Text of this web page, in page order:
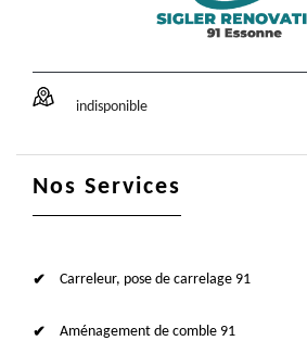
indisponible
Nos Services
Carreleur, pose de carrelage 91
Aménagement de comble 91